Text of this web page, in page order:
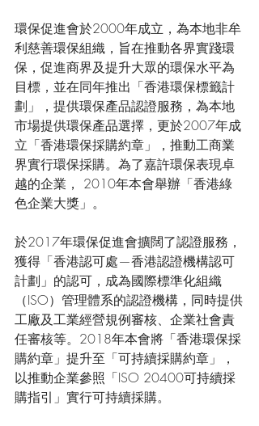
環保促進會於2000年成立，為本地非牟
利慈善環保組織，旨在推動各界實踐環
保，促進商界及提升大眾的環保水平為
目標，並在同年推出「香港環保標籤計
劃」，提供環保產品認證服務，為本地
市場提供環保產品選擇，更於2007年成
立「香港環保採購約章」，推動工商業
界實行環保採購。為了嘉許環保表現卓
越的企業， 2010年本會舉辦「香港綠
色企業大獎」。
於2017年環保促進會擴闊了認證服務，
獲得「香港認可處—香港認證機構認可
計劃」的認可，成為國際標準化組織
（ISO）管理體系的認證機構，同時提供
工廠及工業經營規例審核、企業社會責
任審核等。2018年本會將「香港環保採
購約章」提升至「可持續採購約章」，
以推動企業參照「ISO 20400可持續採
購指引」實行可持續採購。